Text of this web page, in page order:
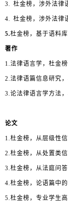
3. 杜金榜，涉外法律
4. 杜金榜，涉外法律
5.杜金榜，基于语料
著作
1.法律语言学，杜金榜
2.法律语篇信息研究，
3.论法律语言学方法
论文
1.杜金榜，从层级性
2.杜金榜，从处置类
3.杜金榜，从法庭问
4.杜金榜，论语篇中的
5.杜金榜，专业学生